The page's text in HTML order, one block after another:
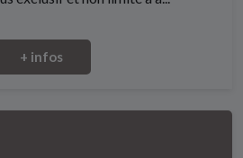
+ infos